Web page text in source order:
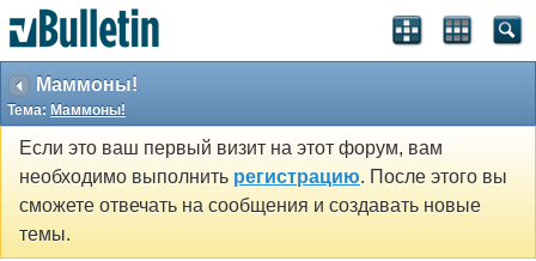
Маммоны!
Тема: Маммоны!
Если это ваш первый визит на этот форум, вам
необходимо выполнить регистрацию. После этого вы
сможете отвечать на сообщения и создавать новые
темы.